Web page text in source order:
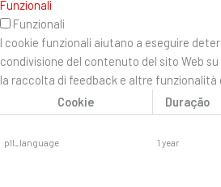
Funzionali
Funzionali
I cookie funzionali aiutano a eseguire
condivisione del contenuto del sito Web
la raccolta di feedback e altre funzionalità
Cookie
Duração
pll_language 1 year